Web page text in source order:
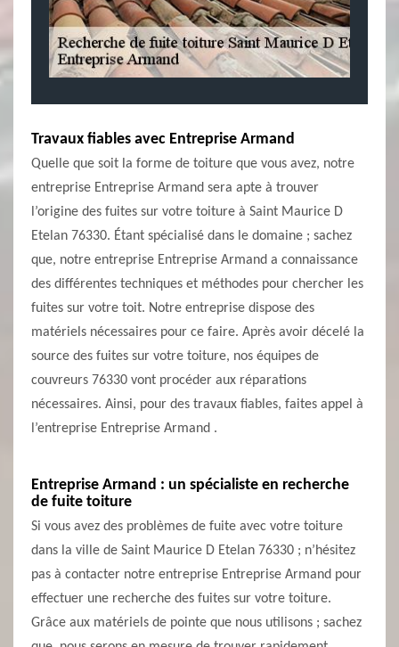
Travaux fiables avec Entreprise Armand
Quelle que soit la forme de toiture que vous avez, notre
entreprise Entreprise Armand sera apte à trouver
l’origine des fuites sur votre toiture à Saint Maurice D
Etelan 76330. Étant spécialisé dans le domaine ; sachez
que, notre entreprise Entreprise Armand a connaissance
des différentes techniques et méthodes pour chercher les
fuites sur votre toit. Notre entreprise dispose des
matériels nécessaires pour ce faire. Après avoir décelé la
source des fuites sur votre toiture, nos équipes de
couvreurs 76330 vont procéder aux réparations
nécessaires. Ainsi, pour des travaux fiables, faites appel à
l’entreprise Entreprise Armand .
Entreprise Armand : un spécialiste en recherche
de fuite toiture
Si vous avez des problèmes de fuite avec votre toiture
dans la ville de Saint Maurice D Etelan 76330 ; n’hésitez
pas à contacter notre entreprise Entreprise Armand pour
effectuer une recherche des fuites sur votre toiture.
Grâce aux matériels de pointe que nous utilisons ; sachez